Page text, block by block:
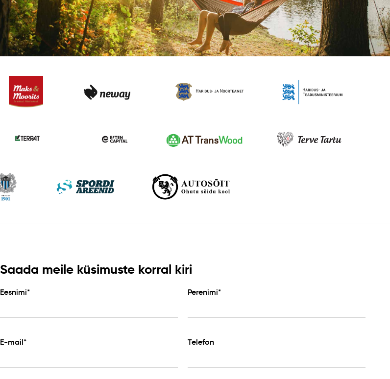
Saada meile küsimuste korral kiri
Eesnimi* Perenimi*
E-mail* Telefon